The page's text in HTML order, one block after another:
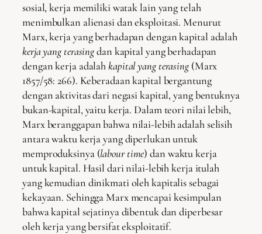
sosial, kerja memiliki watak lain yang telah
menimbulkan alienasi dan eksploitasi. Menurut
Marx, kerja yang berhadapan dengan kapital adalah
kerja yang terasingdan kapital yang berhadapan
dengan kerja adalahkapital yang terasing(Marx
1857/58: 266). Keberadaan kapital bergantung
dengan aktivitas dari negasi kapital, yang bentuknya
bukan-kapital, yaitu kerja. Dalam teori nilai lebih,
Marx beranggapan bahwa nilai-lebih adalah selisih
antara waktu kerja yang diperlukan untuk
memproduksinya (labour time) dan waktu kerja
untuk kapital. Hasil dari nilai-lebih kerja itulah
yang kemudian dinikmati oleh kapitalis sebagai
kekayaan. Sehingga Marx mencapai kesimpulan
bahwa kapital sejatinya dibentuk dan diperbesar
oleh kerja yang bersifat eksploitatif.